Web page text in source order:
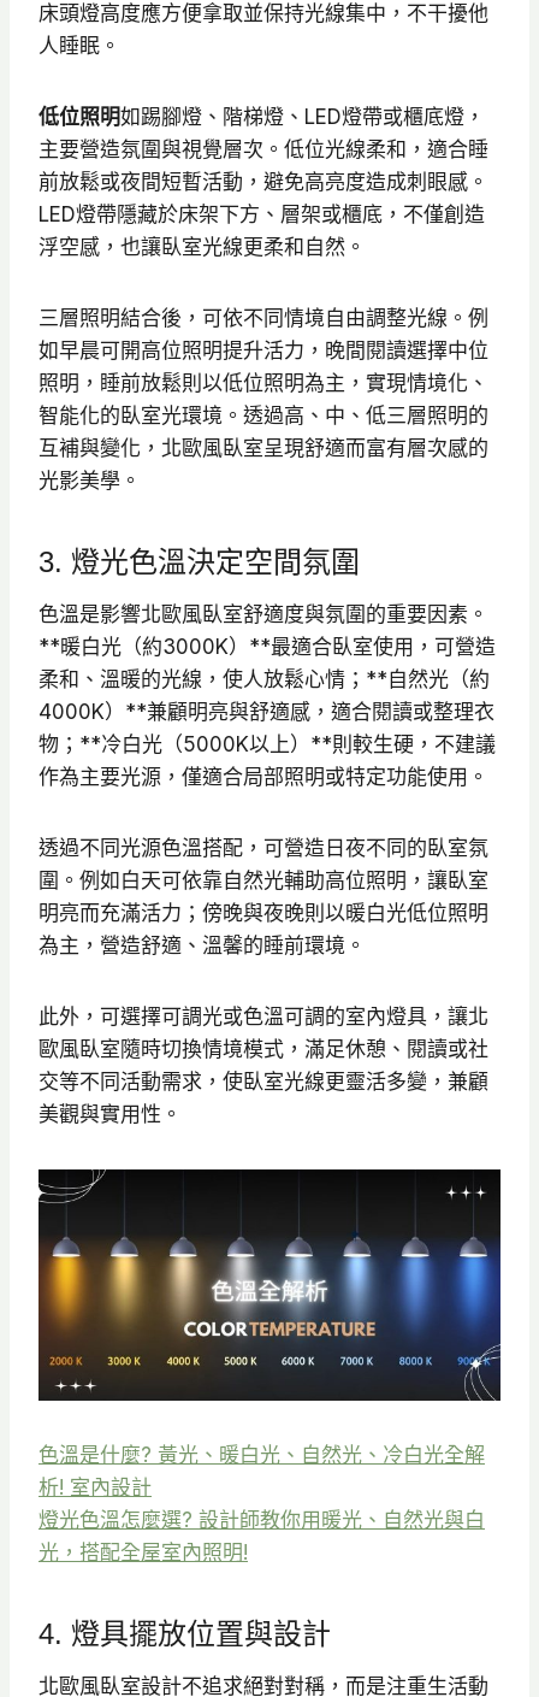
床頭燈高度應方便拿取並保持光線集中，不干擾他
人睡眠。
低位照明如踢腳燈、階梯燈、LED燈帶或櫃底燈，
主要營造氛圍與視覺層次。低位光線柔和，適合睡
前放鬆或夜間短暫活動，避免高亮度造成刺眼感。
LED燈帶隱藏於床架下方、層架或櫃底，不僅創造
浮空感，也讓臥室光線更柔和自然。
三層照明結合後，可依不同情境自由調整光線。例
如早晨可開高位照明提升活力，晚間閱讀選擇中位
照明，睡前放鬆則以低位照明為主，實現情境化、
智能化的臥室光環境。透過高、中、低三層照明的
互補與變化，北歐風臥室呈現舒適而富有層次感的
光影美學。
3. 燈光色溫決定空間氛圍
色溫是影響北歐風臥室舒適度與氛圍的重要因素。
**暖白光（約3000K）**最適合臥室使用，可營造
柔和、溫暖的光線，使人放鬆心情；**自然光（約
4000K）**兼顧明亮與舒適感，適合閱讀或整理衣
物；**冷白光（5000K以上）**則較生硬，不建議
作為主要光源，僅適合局部照明或特定功能使用。
透過不同光源色溫搭配，可營造日夜不同的臥室氛
圍。例如白天可依靠自然光輔助高位照明，讓臥室
明亮而充滿活力；傍晚與夜晚則以暖白光低位照明
為主，營造舒適、溫馨的睡前環境。
此外，可選擇可調光或色溫可調的室內燈具，讓北
歐風臥室隨時切換情境模式，滿足休憩、閱讀或社
交等不同活動需求，使臥室光線更靈活多變，兼顧
美觀與實用性。
色溫是什麼? 黃光、暖白光、自然光、冷白光全解
析! 室內設計
燈光色溫怎麼選? 設計師教你用暖光、自然光與白
光，搭配全屋室內照明!
4. 燈具擺放位置與設計
北歐風臥室設計不追求絕對對稱，而是注重生活動